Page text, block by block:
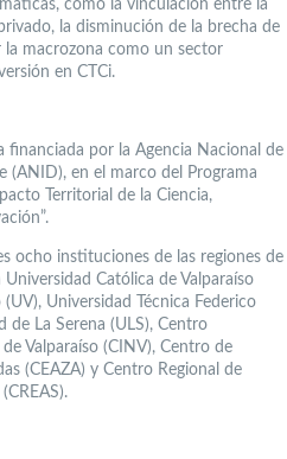
como la vinculación entre la
la disminución de la brecha de
macrozona como un sector
en CTCi.
financiada por la Agencia Nacional de
(ANID), en el marco del Programa
Territorial de la Ciencia,
ocho instituciones de las regiones de
Católica de Valparaíso
Universidad Técnica Federico
de La Serena (ULS), Centro
Valparaíso (CINV), Centro de
(CEAZA) y Centro Regional de